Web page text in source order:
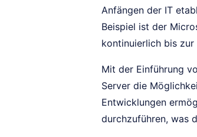
Anfängen der IT
Beispiel ist der
kontinuierlich bis
Mit der Einführung
Server die
Entwicklungen
durchzuführen, was